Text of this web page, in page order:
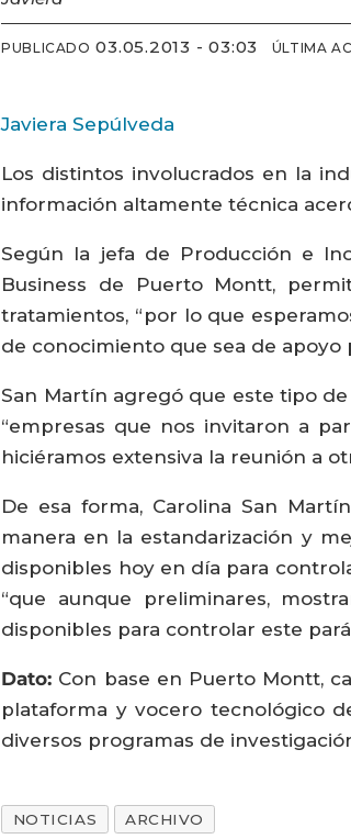
PUBLICADO 03.05.2013 - 03:03 ÚLTIMA
Javiera Sepúlveda
Los distintos involucrados en la
información altamente técnica
Según la jefa de Producción e
Business de Puerto Montt,
tratamientos, “por lo que
de conocimiento que sea de apoyo
San Martín agregó que este tipo
“empresas que nos invitaron a
hiciéramos extensiva la reunión a
De esa forma, Carolina San
manera en la estandarización y
disponibles hoy en día para
“que aunque preliminares,
disponibles para controlar este
Dato: Con base en Puerto Montt,
plataforma y vocero tecnológico
diversos programas de
NOTICIAS ARCHIVO